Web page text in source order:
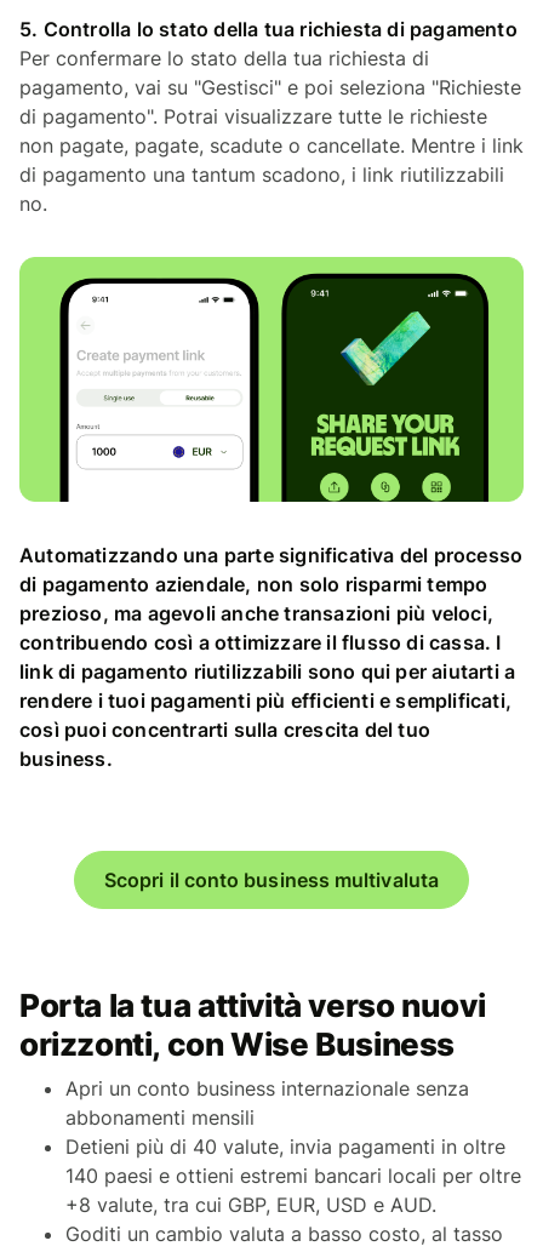
5. Controlla lo stato della tua richiesta di pagamento
Per confermare lo stato della tua richiesta di
pagamento, vai su "Gestisci" e poi seleziona "Richieste
di pagamento". Potrai visualizzare tutte le richieste
non pagate, pagate, scadute o cancellate. Mentre i link
di pagamento una tantum scadono, i link riutilizzabili
no.
Automatizzando una parte significativa del processo
di pagamento aziendale, non solo risparmi tempo
prezioso, ma agevoli anche transazioni più veloci,
contribuendo così a ottimizzare il flusso di cassa. I
link di pagamento riutilizzabili sono qui per aiutarti a
rendere i tuoi pagamenti più efficienti e semplificati,
così puoi concentrarti sulla crescita del tuo
business.
Scopri il conto business multivaluta
Porta la tua attività verso nuovi
orizzonti, con Wise Business
Apri un conto business internazionale senza
abbonamenti mensili
Detieni più di 40 valute, invia pagamenti in oltre
140 paesi e ottieni estremi bancari locali per oltre
+8 valute, tra cui GBP, EUR, USD e AUD.
Goditi un cambio valuta a basso costo, al tasso